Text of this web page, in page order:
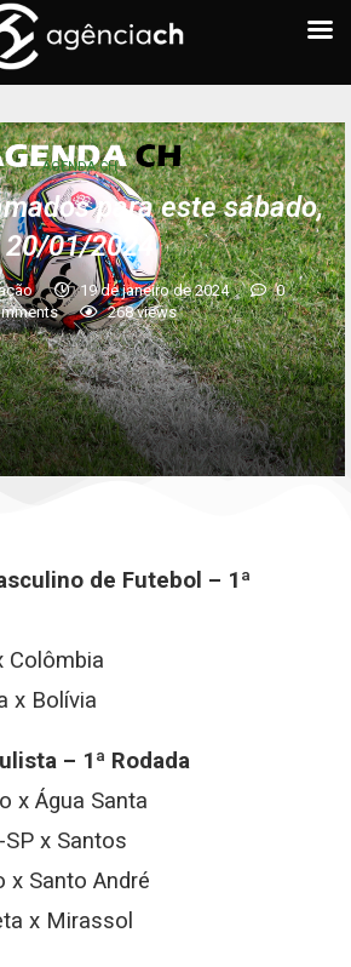
AGENDA CH
para este sábado,
20/01/2024
19 de janeiro de 2024
0
268views
de Futebol – 1ª
Colômbia
x Bolívia
– 1ª Rodada
x Água Santa
x Santos
x Santo André
x Mirassol